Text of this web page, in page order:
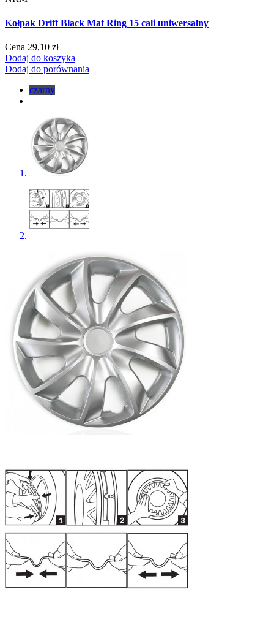
Kołpak Drift Black Mat Ring 15 cali uniwersalny
Cena 29,10 zł
Dodaj do koszyka
Dodaj do porównania
czarny